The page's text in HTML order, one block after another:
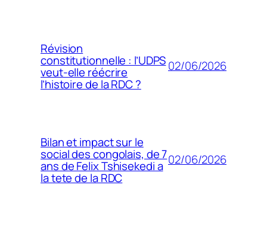
Révision
constitutionnelle : l’UDPS
veut-elle réécrire
l’histoire de la RDC ?
02/06/2026
Bilan et impact sur le
social des congolais, de 7
ans de Felix Tshisekedi a
la tete de la RDC
02/06/2026